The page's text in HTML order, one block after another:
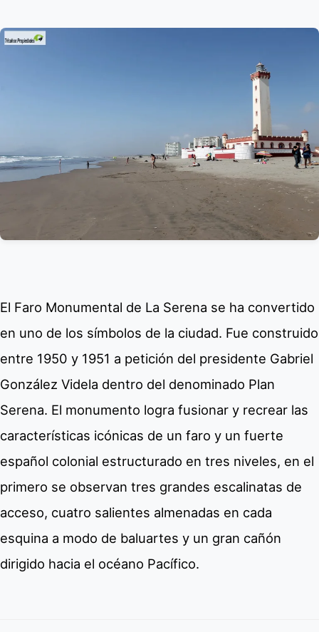
El Faro Monumental de La Serena se ha convertido
en uno de los símbolos de la ciudad. Fue construido
entre 1950 y 1951 a petición del presidente Gabriel
González Videla dentro del denominado Plan
Serena. El monumento logra fusionar y recrear las
características icónicas de un faro y un fuerte
español colonial estructurado en tres niveles, en el
primero se observan tres grandes escalinatas de
acceso, cuatro salientes almenadas en cada
esquina a modo de baluartes y un gran cañón
dirigido hacia el océano Pacífico.